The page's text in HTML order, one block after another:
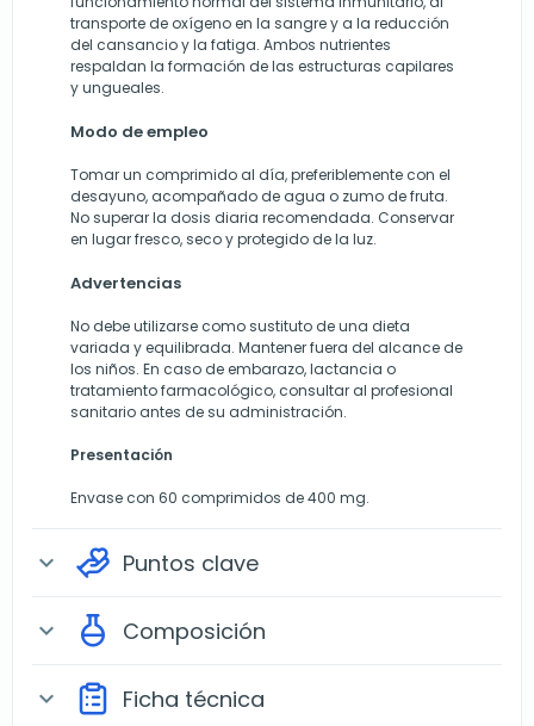
transporte de oxígeno en la sangre y a la reducción
del cansancio y la fatiga. Ambos nutrientes
respaldan la formación de las estructuras capilares
y ungueales.
Modo de empleo
Tomar un comprimido al día, preferiblemente con el
desayuno, acompañado de agua o zumo de fruta.
No superar la dosis diaria recomendada. Conservar
en lugar fresco, seco y protegido de la luz.
Advertencias
No debe utilizarse como sustituto de una dieta
variada y equilibrada. Mantener fuera del alcance de
los niños. En caso de embarazo, lactancia o
tratamiento farmacológico, consultar al profesional
sanitario antes de su administración.
Presentación
Envase con 60 comprimidos de 400 mg.
expand_more Puntos clave
expand_more Composición
expand_more Ficha técnica